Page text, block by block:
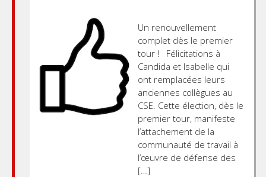
Un renouvellement
complet dès le premier
tour ! Félicitations à
Candida et Isabelle qui
ont remplacées leurs
anciennes collègues au
CSE. Cette élection, dès le
premier tour, manifeste
l’attachement de la
communauté de travail à
l’œuvre de défense des
[…]